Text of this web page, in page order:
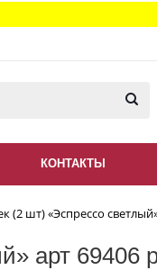
КОНТАКТЫ
шт) «Эспрессо
арт 69406